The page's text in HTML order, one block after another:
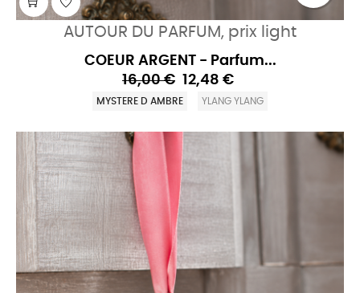
AUTOUR DU PARFUM, prix light
COEUR ARGENT - Parfum...
16,00 € 12,48 €
MYSTERE D AMBRE YLANG YLANG